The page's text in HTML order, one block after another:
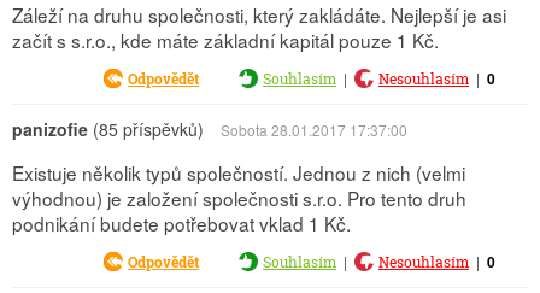
Záleží na druhu společnosti, který zakládáte. Nejlepší je asi
začít s s.r.o., kde máte základní kapitál pouze 1 Kč.
Odpovědět Souhlasím | Nesouhlasím | 0
panizofie (85 příspěvků) Sobota 28.01.2017 17:37:00
Existuje několik typů společností. Jednou z nich (velmi
výhodnou) je založení společnosti s.r.o. Pro tento druh
podnikání budete potřebovat vklad 1 Kč.
Odpovědět Souhlasím | Nesouhlasím | 0